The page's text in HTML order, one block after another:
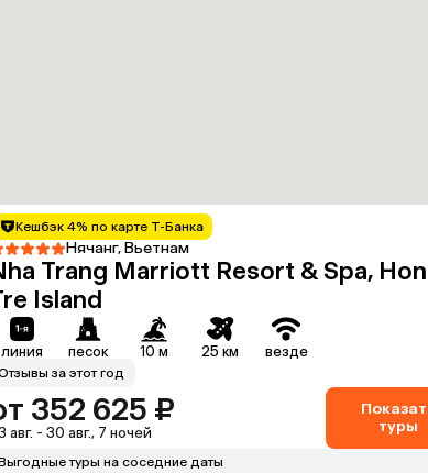
Кешбэк 4% по карте Т-Банка
Нячанг, Вьетнам
Trang Marriott Resort & Spa, Hon
Island
линия песок 10 м 25 км везде
за этот год
352 625 ₽
авг. - 30 авг., 7 ночей
туры
туры на соседние даты